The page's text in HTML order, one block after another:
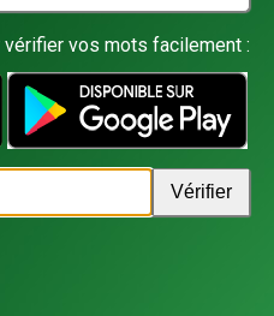
vos mots facilement :